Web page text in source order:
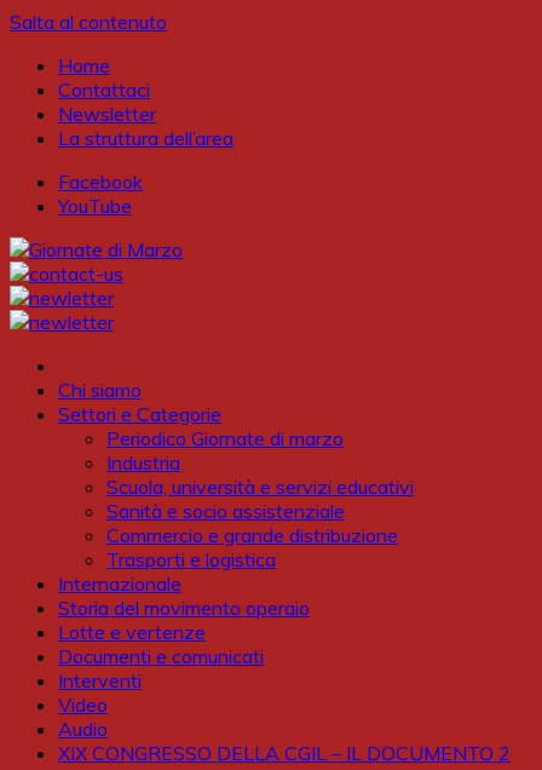
Salta al contenuto
Home
Contattaci
Newsletter
La struttura dell’area
Facebook
YouTube
Chi siamo
Settori e Categorie
Periodico Giornate di marzo
Industria
Scuola, università e servizi educativi
Sanità e socio assistenziale
Commercio e grande distribuzione
Trasporti e logistica
Internazionale
Storia del movimento operaio
Lotte e vertenze
Documenti e comunicati
Interventi
Video
Audio
XIX CONGRESSO DELLA CGIL – IL DOCUMENTO 2